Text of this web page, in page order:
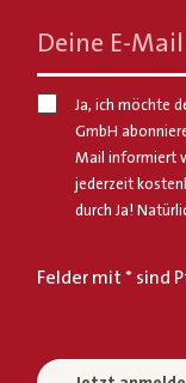
Deine E-
Ja, ich möchte
GmbH
Mail informiert
jederzeit
durch Ja!
Felder mit * sind